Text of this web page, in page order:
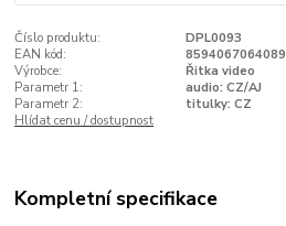
Číslo produktu:
DPL0093
EAN kód:
8594067064089
Výrobce:
Řitka video
Parametr 1:
audio: CZ/AJ
Parametr 2:
titulky: CZ
Hlídat cenu / dostupnost
Kompletní specifikace